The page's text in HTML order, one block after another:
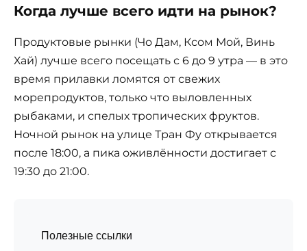
Когда лучше всего идти на рынок?
Продуктовые рынки (Чо Дам, Ксом Мой, Винь
Хай) лучше всего посещать с 6 до 9 утра — в это
время прилавки ломятся от свежих
морепродуктов, только что выловленных
рыбаками, и спелых тропических фруктов.
Ночной рынок на улице Тран Фу открывается
после 18:00, а пика оживлённости достигает с
19:30 до 21:00.
Полезные ссылки